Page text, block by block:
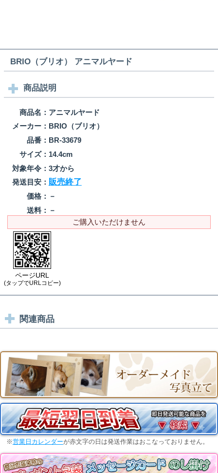
BRIO（ブリオ） アニマルヤード
商品説明
商品名： アニマルヤード
メーカー： BRIO（ブリオ）
品番： BR-33679
サイズ： 14.4cm
対象年令： 3才から
発送目安： 販売終了
価格： －
送料： －
ご購入いただけません
ページURL
(タップでURLコピー)
関連商品
※営業日カレンダーが赤文字の日は発送作業はおこなっておりません。